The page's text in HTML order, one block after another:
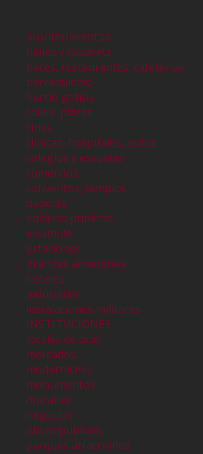
acontecimientos
bailes y cabarets
bares, restaurantes, cafeterías
barraquismo
barrio gótico
calles, plazas
cines
clinicas, hospitales, asilos
colegios y escuelas
comercios
conventos, templos
deporte
edificios publicos
eixample
estaciones
grandes almacenes
hoteles
industrias
instalaciones militares
INSTITUCIONES
locales de ocio
mercados
modernismo
monumentos
murallas
negocios
obras públicas
parques atracciones